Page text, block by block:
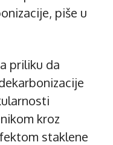
piše u
priliku da
kroz
staklene